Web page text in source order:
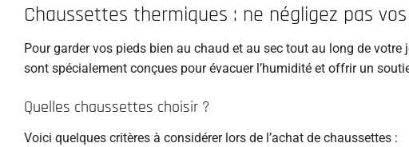
Chaussettes thermiques : ne négligez pas
Pour garder vos pieds bien au chaud et au sec tout au long de
sont spécialement conçues pour évacuer l’humidité et offrir un
Quelles chaussettes choisir ?
Voici quelques critères à considérer lors de l’achat de chaussettes :